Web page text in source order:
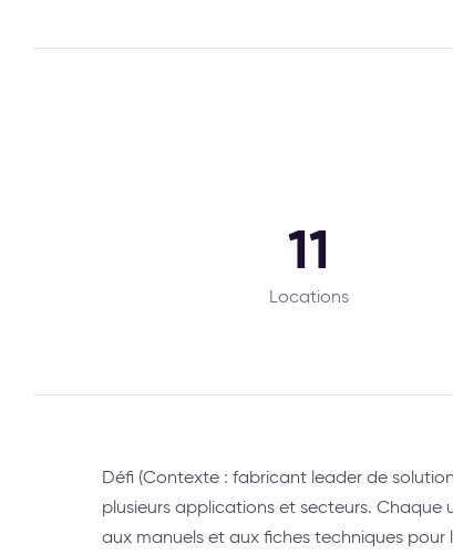
11
Locations
Défi (Contexte : fabricant leader de
plusieurs applications et secteurs. Chaque
aux manuels et aux fiches techniques